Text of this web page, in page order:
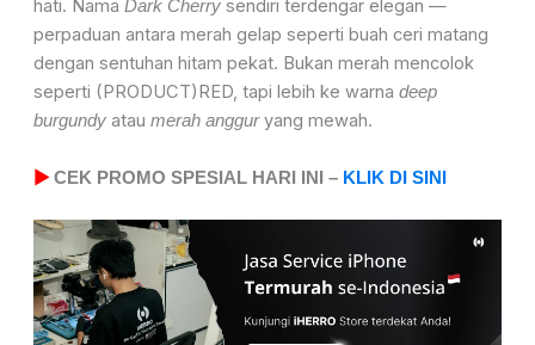
hati. Nama Dark Cherrysendiri terdengar elegan —
perpaduan antara merah gelap seperti buah ceri matang
dengan sentuhan hitam pekat. Bukan merah mencolok
seperti (PRODUCT)RED, tapi lebih ke warna deep
burgundyatau merah angguryang mewah.
▶CEK PROMO SPESIAL HARI INI – KLIK DI SINI